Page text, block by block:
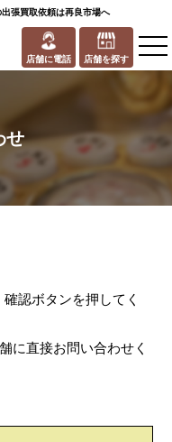
張買取依頼は再良市場へ
店舗に電話 店舗を探す
せ
認ボタンを押してく
に直接お問い合わせく